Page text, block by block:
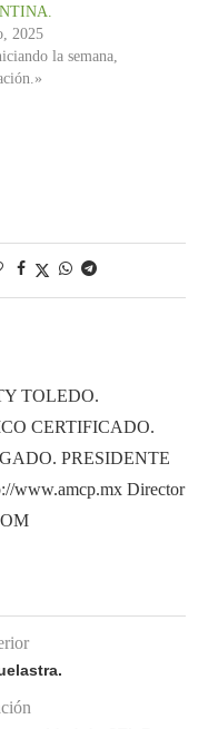
2025
la semana,
TOLEDO.
CERTIFICADO.
PRESIDENTE
www.amcp.mx Director